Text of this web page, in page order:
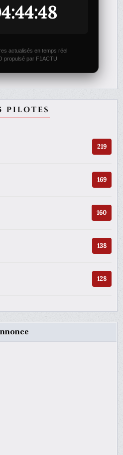
actualisés en temps réel
propulsé par F1ACTU
PILOTES
219
169
160
138
128